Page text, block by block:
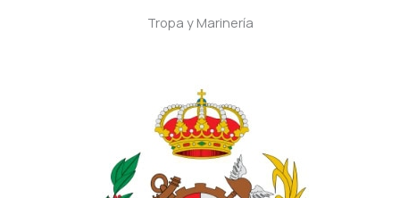
Tropa y Marinería